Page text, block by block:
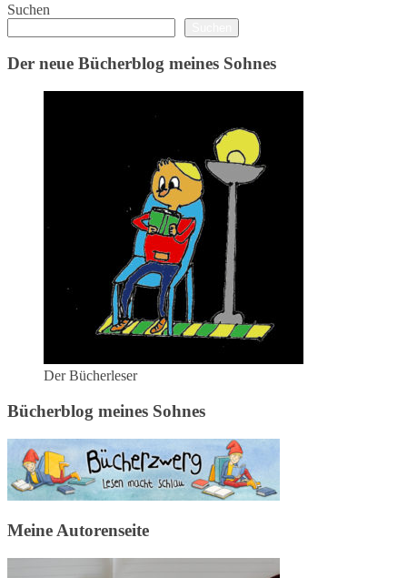
Suchen
Der neue Bücherblog meines Sohnes
Der Bücherleser
Bücherblog meines Sohnes
Meine Autorenseite